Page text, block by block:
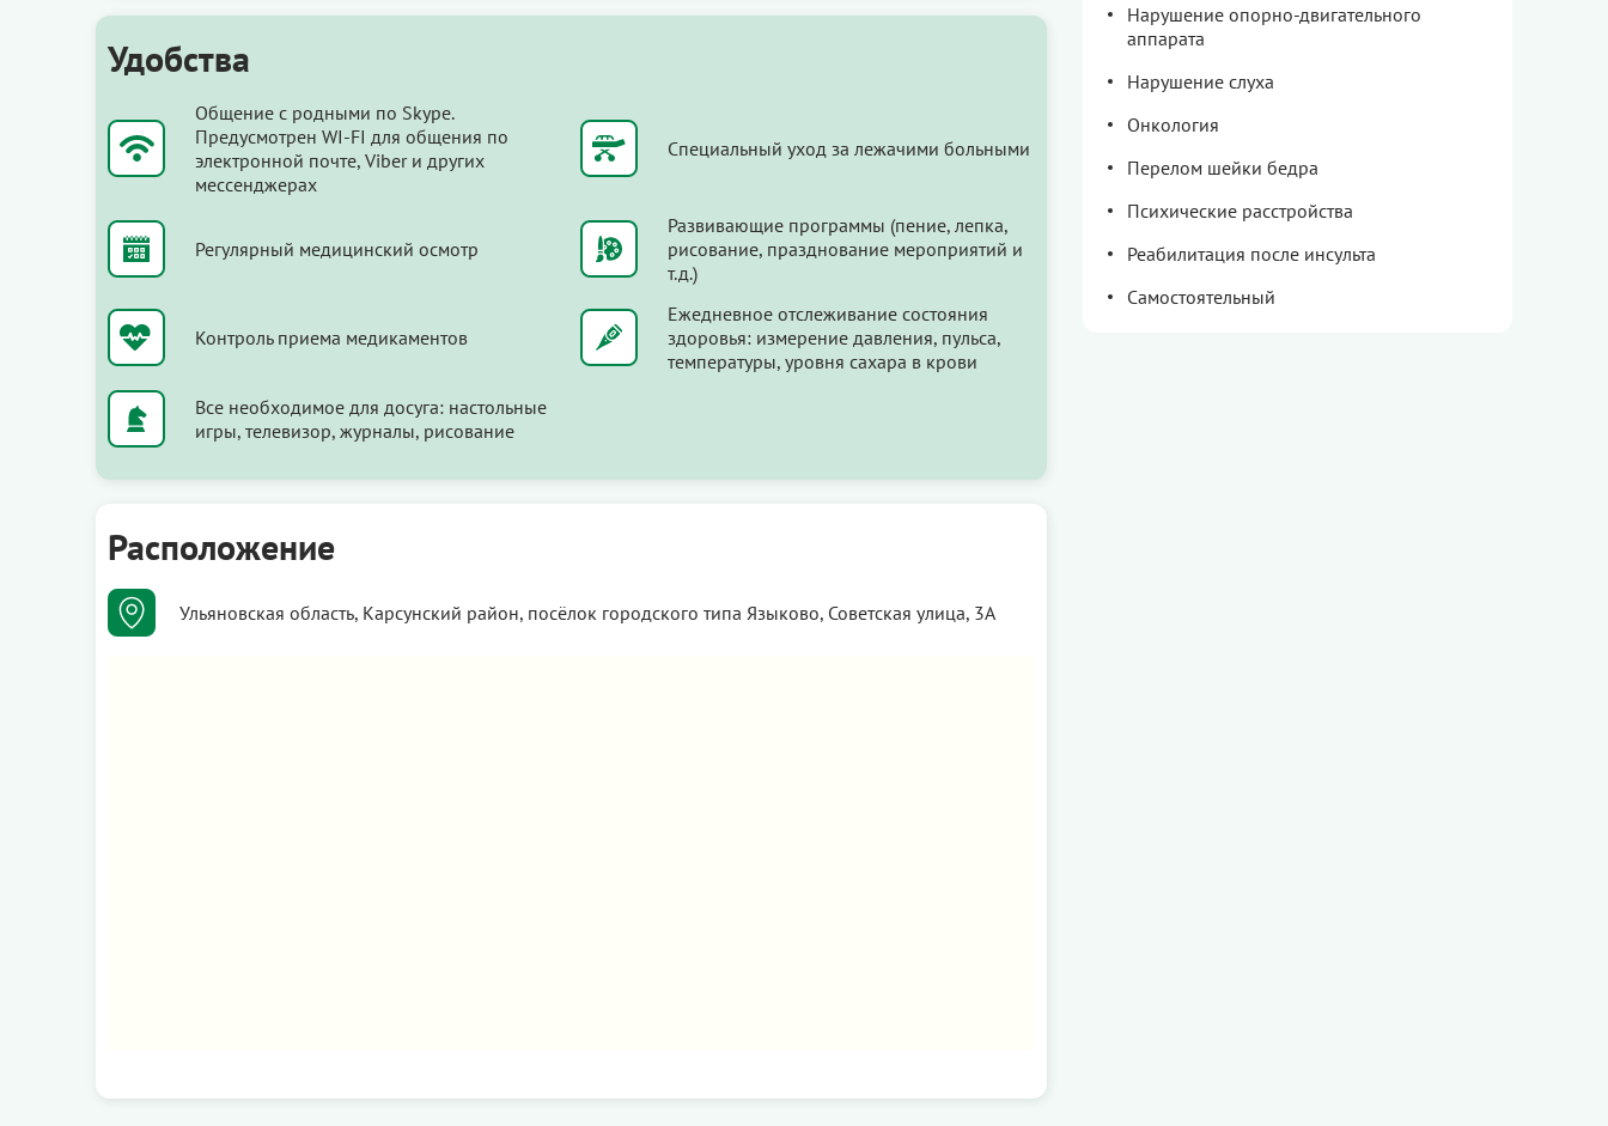
Удобства
Общение с родными по Skype.
Предусмотрен WI-FI для общения по
электронной почте, Viber и других
мессенджерах
Специальный уход за лежачими больными
Регулярный медицинский осмотр
Развивающие программы (пение, лепка,
рисование, празднование мероприятий и
т.д.)
Контроль приема медикаментов
Ежедневное отслеживание состояния
здоровья: измерение давления, пульса,
температуры, уровня сахара в крови
Все необходимое для досуга: настольные
игры, телевизор, журналы, рисование
Расположение
Ульяновская область, Карсунский район, посёлок городского типа Языково, Советская улица, 3А
Нарушение опорно-двигательного
аппарата
Нарушение слуха
Онкология
Перелом шейки бедра
Психические расстройства
Реабилитация после инсульта
Самостоятельный